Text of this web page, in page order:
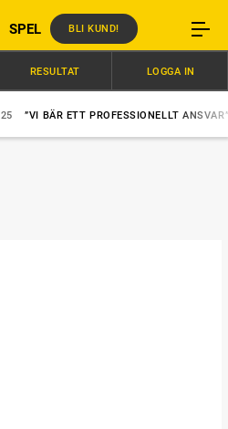
SPEL BLI KUND!
”VI BÄR ETT PROFESSIONELLT ANSVAR”
RESULTAT LOGGA IN